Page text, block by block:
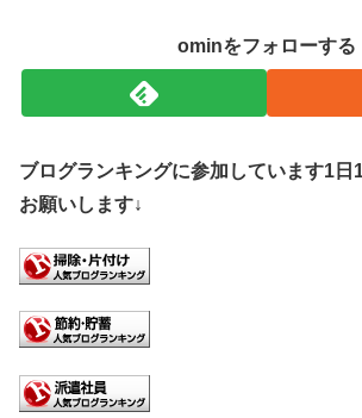
ominをフォローする
ブログランキングに参加しています1日
お願いします↓